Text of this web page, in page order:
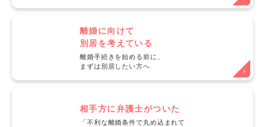
離婚に向けて
別居を考えている
離婚手続きを始める前に、
まずは別居したい方へ
相手方に弁護士がついた
「不利な離婚条件で丸め込まれて